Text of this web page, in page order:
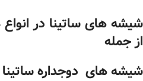
شیشه های ساتینا در
از جمله
شیشه های دوجداره